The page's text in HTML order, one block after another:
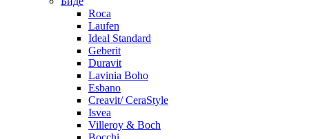
Roca
Laufen
Ideal Standard
Geberit
Duravit
Lavinia Boho
Esbano
Creavit/ CeraStyle
Isvea
Villeroy & Boch